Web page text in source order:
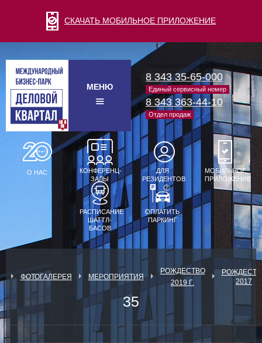
СКАЧАТЬ МОБИЛЬНОЕ ПРИЛОЖЕНИЕ
МЕНЮ
8 343 35-65-000
Единый сервисный номер
8 343 363-44-10
Отдел продаж
О НАС
КОНФЕРЕНЦ-
ЗАЛЫ
ДЛЯ
РЕЗИДЕНТОВ
МОБИЛЬНОЕ
ПРИЛОЖЕНИЕ
РАСПИСАНИЕ
ШАТТЛ-
БАСОВ
ОПЛАТИТЬ
ПАРКИНГ
ФОТОГАЛЕРЕЯ МЕРОПРИЯТИЯ
РОЖДЕСТВО
2019 Г.
2017
35